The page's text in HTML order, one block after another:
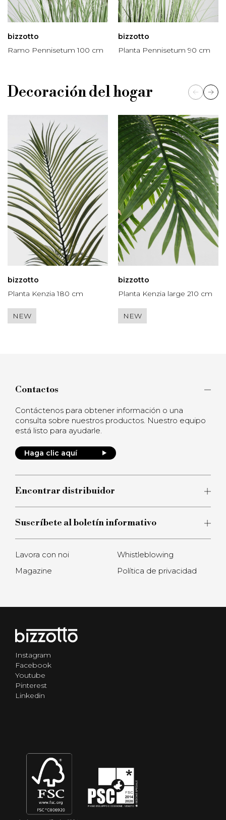
bizzotto
Ramo Pennisetum 100 cm
bizzotto
Planta Pennisetum 90 cm
Decoración del hogar
bizzotto
Planta Kenzia 180 cm
NEW
bizzotto
Planta Kenzia large 210 cm
NEW
Contactos
Contáctenos para obtener información o una
consulta sobre nuestros productos. Nuestro equipo
está listo para ayudarle.
Haga clic aquí
Encontrar distribuidor
Suscríbete al boletín informativo
Lavora con noi
Magazine
Whistleblowing
Política de privacidad
Instagram
Facebook
Youtube
Pinterest
Linkedin